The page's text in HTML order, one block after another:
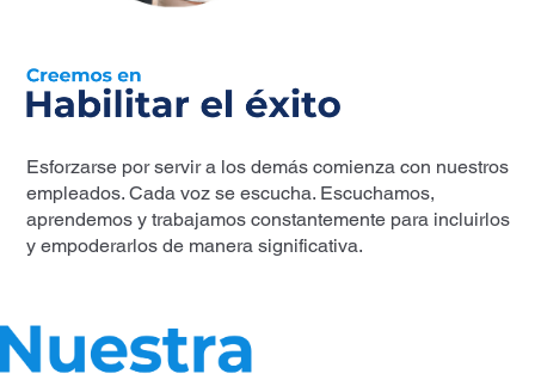
Esforzarse por servir a los demás comienza con nuestros
empleados. Cada voz se escucha. Escuchamos,
aprendemos y trabajamos constantemente para incluirlos
y empoderarlos de manera significativa.